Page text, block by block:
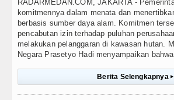
RADARMEDAN.COM, JAKARTA -
komitmennya dalam menata dan
berbasis sumber daya alam. Komitmen
pencabutan izin terhadap puluhan
melakukan pelanggaran di kawasan hutan.
Negara Prasetyo Hadi menyampaikan
Berita Selengkapnya ▸